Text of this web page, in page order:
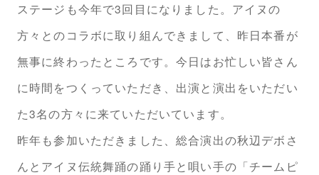
ステージも今年で3回目になりました。アイヌの
方々とのコラボに取り組んできまして、昨日本番が
無事に終わったところです。今日はお忙しい皆さん
に時間をつくっていただき、出演と演出をいただい
た3名の方々に来ていただいています。
昨年も参加いただきました、総合演出の秋辺デボさ
んとアイヌ伝統舞踊の踊り手と唄い手の「チームピ